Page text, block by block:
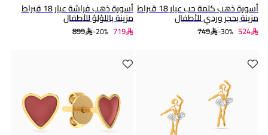
أسورة ذهب كلمة حب عيار 18 قيراط
مزينة بحجر وردي للأطفال
749 30%- 524
أسورة ذهب فراشة عيار 18 قيراط
مزينة باللؤلؤ للأطفال
899 20%- 719